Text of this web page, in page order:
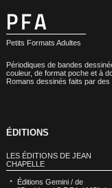
Petits Formats Adultes
Périodiques de bandes
couleur, de format poche et à
Romans dessinés faits par
ÉDITIONS
LES ÉDITIONS DE JEAN
CHAPELLE
Éditions Gemini / de